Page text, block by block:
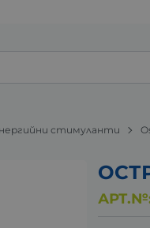
стимуланти